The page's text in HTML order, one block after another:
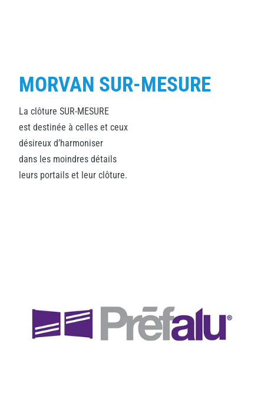
MORVAN SUR-MESURE
La clôture SUR-MESURE
est destinée à celles et ceux
désireux d’harmoniser
dans les moindres détails
leurs portails et leur clôture.